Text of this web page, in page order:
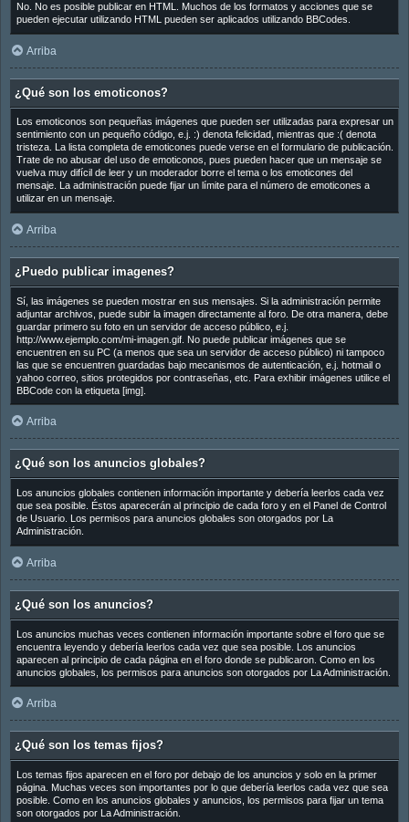
No. No es posible publicar en HTML. Muchos de los formatos y acciones que se
pueden ejecutar utilizando HTML pueden ser aplicados utilizando BBCodes.
Arriba
¿Qué son los emoticonos?
Los emoticonos son pequeñas imágenes que pueden ser utilizadas para expresar un
sentimiento con un pequeño código, e.j. :) denota felicidad, mientras que :( denota
tristeza. La lista completa de emoticones puede verse en el formulario de publicación.
Trate de no abusar del uso de emoticonos, pues pueden hacer que un mensaje se
vuelva muy difícil de leer y un moderador borre el tema o los emoticones del
mensaje. La administración puede fijar un límite para el número de emoticones a
utilizar en un mensaje.
Arriba
¿Puedo publicar imagenes?
Sí, las imágenes se pueden mostrar en sus mensajes. Si la administración permite
adjuntar archivos, puede subir la imagen directamente al foro. De otra manera, debe
guardar primero su foto en un servidor de acceso público, e.j.
http://www.ejemplo.com/mi-imagen.gif. No puede publicar imágenes que se
encuentren en su PC (a menos que sea un servidor de acceso público) ni tampoco
las que se encuentren guardadas bajo mecanismos de autenticación, e.j. hotmail o
yahoo correo, sitios protegidos por contraseñas, etc. Para exhibir imágenes utilice el
BBCode con la etiqueta [img].
Arriba
¿Qué son los anuncios globales?
Los anuncios globales contienen información importante y debería leerlos cada vez
que sea posible. Éstos aparecerán al principio de cada foro y en el Panel de Control
de Usuario. Los permisos para anuncios globales son otorgados por La
Administración.
Arriba
¿Qué son los anuncios?
Los anuncios muchas veces contienen información importante sobre el foro que se
encuentra leyendo y debería leerlos cada vez que sea posible. Los anuncios
aparecen al principio de cada página en el foro donde se publicaron. Como en los
anuncios globales, los permisos para anuncios son otorgados por La Administración.
Arriba
¿Qué son los temas fijos?
Los temas fijos aparecen en el foro por debajo de los anuncios y solo en la primer
página. Muchas veces son importantes por lo que debería leerlos cada vez que sea
posible. Como en los anuncios globales y anuncios, los permisos para fijar un tema
son otorgados por La Administración.